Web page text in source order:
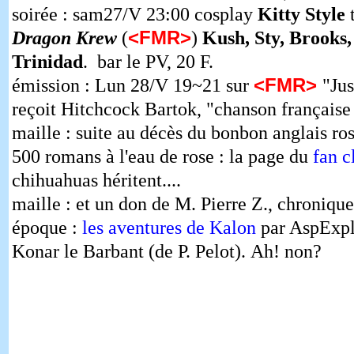
soirée : sam27/V 23:00 cosplay Kitty Style
Dragon Krew (<FMR>) Kush, Sty,
Trinidad. bar le PV, 20 F.
émission : Lun 28/V 19~21 sur <FMR>
reçoit Hitchcock Bartok, "chanson
maille : suite au décès du bonbon anglais
500 romans à l'eau de rose : la page du fan
chihuahuas héritent....
maille : et un don de M. Pierre Z.,
époque : les aventures de Kalon par
Konar le Barbant (de P. Pelot). Ah! non?